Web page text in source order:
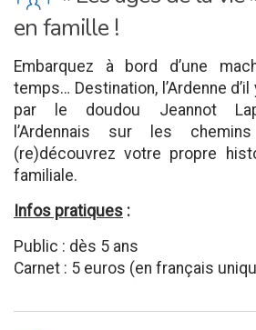
en famille !
Embarquez à bord d’une
temps… Destination, l’Ardenne
par le doudou Jeannot
l’Ardennais sur les
(re)découvrez votre propre
familiale.
Infos pratiques :
Public : dès 5 ans
Carnet : 5 euros (en français